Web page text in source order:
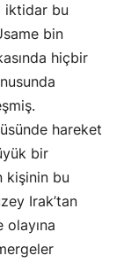
iktidar bu
bin
hiçbir
hareket
bir
kişinin bu
Irak’tan